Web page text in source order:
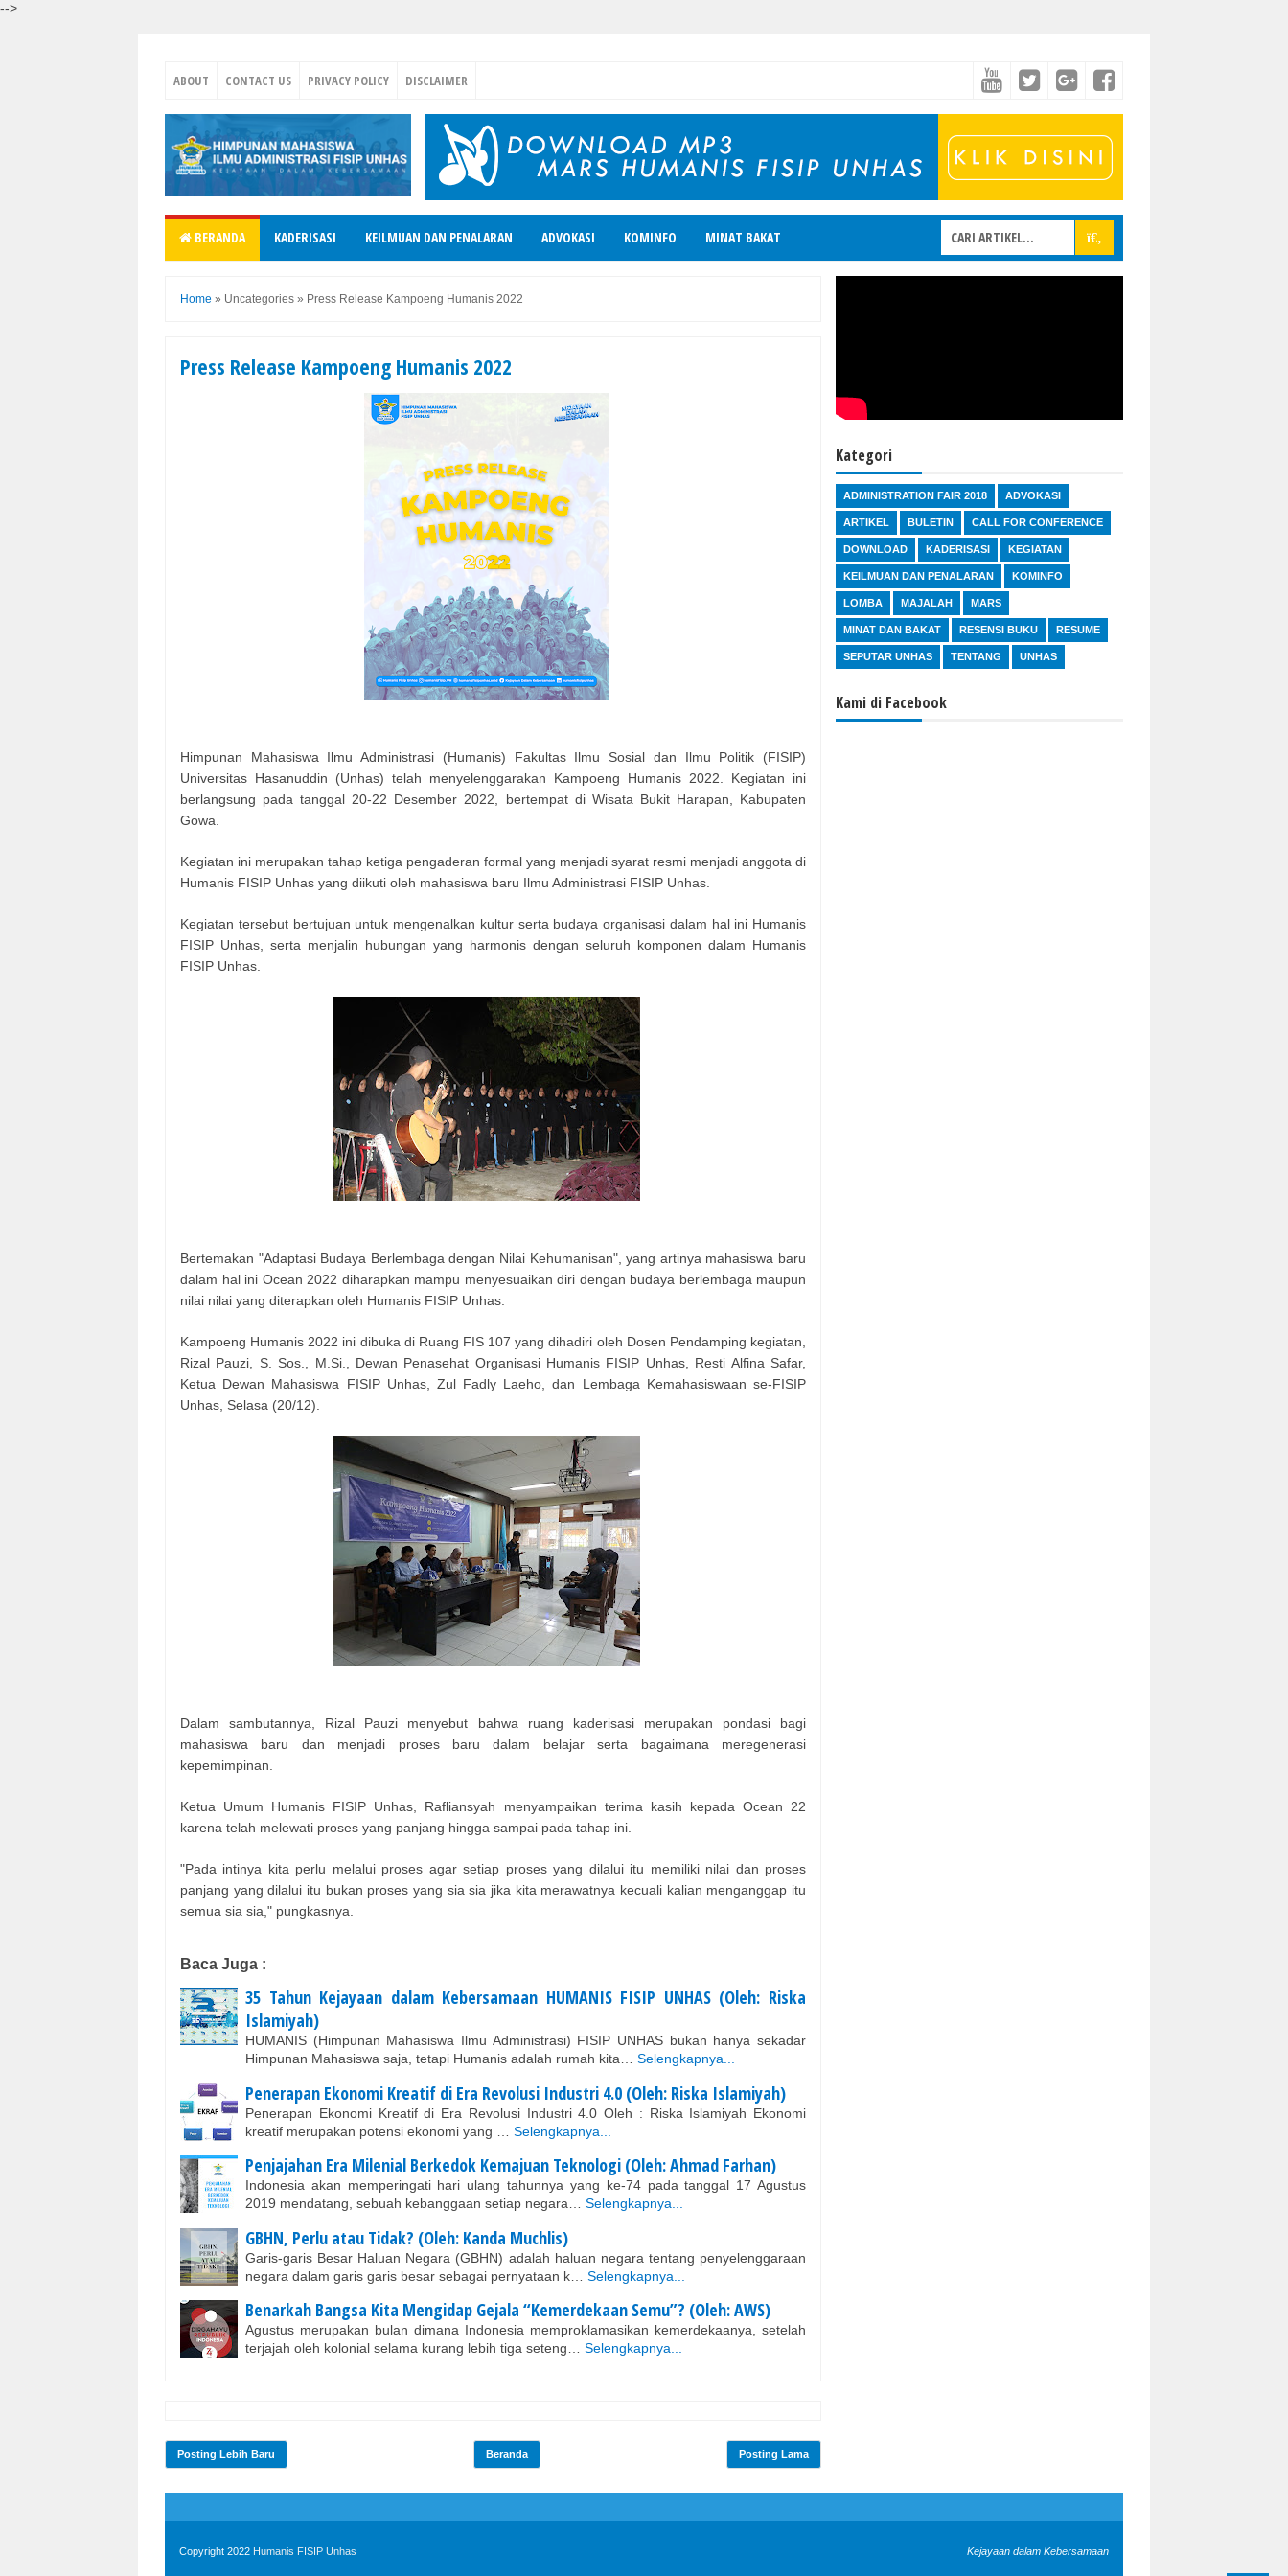
-->
ABOUT CONTACT US PRIVACY POLICY DISCLAIMER
BERANDA KADERISASI KEILMUAN DAN PENALARAN ADVOKASI KOMINFO MINAT BAKAT
Home » Uncategories » Press Release Kampoeng Humanis 2022
Press Release Kampoeng Humanis 2022
Himpunan Mahasiswa Ilmu Administrasi (Humanis) Fakultas Ilmu Sosial dan Ilmu Politik (FISIP)
Universitas Hasanuddin (Unhas) telah menyelenggarakan Kampoeng Humanis 2022. Kegiatan ini
berlangsung pada tanggal 20-22 Desember 2022, bertempat di Wisata Bukit Harapan, Kabupaten
Gowa.
Kegiatan ini merupakan tahap ketiga pengaderan formal yang menjadi syarat resmi menjadi anggota di
Humanis FISIP Unhas yang diikuti oleh mahasiswa baru Ilmu Administrasi FISIP Unhas.
Kegiatan tersebut bertujuan untuk mengenalkan kultur serta budaya organisasi dalam hal ini Humanis
FISIP Unhas, serta menjalin hubungan yang harmonis dengan seluruh komponen dalam Humanis
FISIP Unhas.
Bertemakan "Adaptasi Budaya Berlembaga dengan Nilai Kehumanisan", yang artinya mahasiswa baru
dalam hal ini Ocean 2022 diharapkan mampu menyesuaikan diri dengan budaya berlembaga maupun
nilai nilai yang diterapkan oleh Humanis FISIP Unhas.
Kampoeng Humanis 2022 ini dibuka di Ruang FIS 107 yang dihadiri oleh Dosen Pendamping kegiatan,
Rizal Pauzi, S. Sos., M.Si., Dewan Penasehat Organisasi Humanis FISIP Unhas, Resti Alfina Safar,
Ketua Dewan Mahasiswa FISIP Unhas, Zul Fadly Laeho, dan Lembaga Kemahasiswaan se-FISIP
Unhas, Selasa (20/12).
Dalam sambutannya, Rizal Pauzi menyebut bahwa ruang kaderisasi merupakan pondasi bagi
mahasiswa baru dan menjadi proses baru dalam belajar serta bagaimana meregenerasi
kepemimpinan.
Ketua Umum Humanis FISIP Unhas, Rafliansyah menyampaikan terima kasih kepada Ocean 22
karena telah melewati proses yang panjang hingga sampai pada tahap ini.
"Pada intinya kita perlu melalui proses agar setiap proses yang dilalui itu memiliki nilai dan proses
panjang yang dilalui itu bukan proses yang sia sia jika kita merawatnya kecuali kalian menganggap itu
semua sia sia," pungkasnya.
Baca Juga :
35 Tahun Kejayaan dalam Kebersamaan HUMANIS FISIP UNHAS (Oleh: Riska
Islamiyah)
HUMANIS (Himpunan Mahasiswa Ilmu Administrasi) FISIP UNHAS bukan hanya sekadar
Himpunan Mahasiswa saja, tetapi Humanis adalah rumah kita…
Selengkapnya...
Penerapan Ekonomi Kreatif di Era Revolusi Industri 4.0 (Oleh: Riska Islamiyah)
Penerapan Ekonomi Kreatif di Era Revolusi Industri 4.0 Oleh : Riska Islamiyah Ekonomi
kreatif merupakan potensi ekonomi yang …
Selengkapnya...
Penjajahan Era Milenial Berkedok Kemajuan Teknologi (Oleh: Ahmad Farhan)
Indonesia akan memperingati hari ulang tahunnya yang ke-74 pada tanggal 17 Agustus
2019 mendatang, sebuah kebanggaan setiap negara…
Selengkapnya...
GBHN, Perlu atau Tidak? (Oleh: Kanda Muchlis)
Garis-garis Besar Haluan Negara (GBHN) adalah haluan negara tentang penyelenggaraan
negara dalam garis garis besar sebagai pernyataan k…
Selengkapnya...
Benarkah Bangsa Kita Mengidap Gejala “Kemerdekaan Semu”? (Oleh: AWS)
Agustus merupakan bulan dimana Indonesia memproklamasikan kemerdekaanya, setelah
terjajah oleh kolonial selama kurang lebih tiga seteng…
Selengkapnya...
Posting Lebih Baru Posting Lama
Beranda
Kategori
ADMINISTRATION FAIR 2018 ADVOKASI
ARTIKEL BULETIN CALL FOR CONFERENCE
DOWNLOAD KADERISASI KEGIATAN
KEILMUAN DAN PENALARAN KOMINFO
LOMBA MAJALAH MARS
MINAT DAN BAKAT RESENSI BUKU RESUME
SEPUTAR UNHAS TENTANG UNHAS
Kami di Facebook
Copyright 2022 Humanis FISIP Unhas Kejayaan dalam Kebersamaan